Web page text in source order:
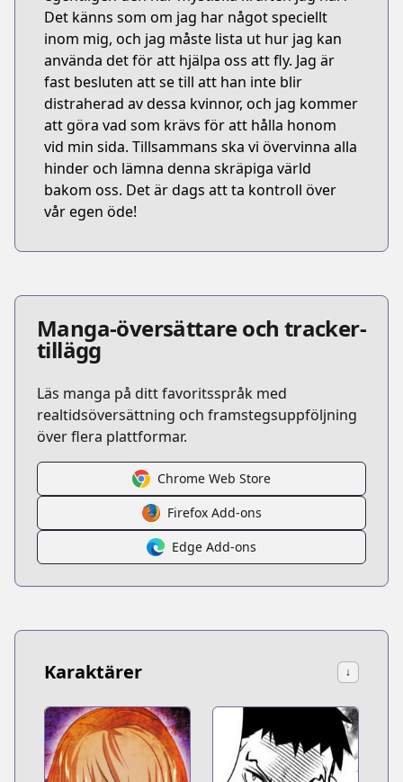
Det känns som om jag har något speciellt
inom mig, och jag måste lista ut hur jag kan
använda det för att hjälpa oss att fly. Jag är
fast besluten att se till att han inte blir
distraherad av dessa kvinnor, och jag kommer
att göra vad som krävs för att hålla honom
vid min sida. Tillsammans ska vi övervinna alla
hinder och lämna denna skräpiga värld
bakom oss. Det är dags att ta kontroll över
vår egen öde!
Manga-översättare och tracker-
tillägg
Läs manga på ditt favoritsspråk med
realtidsöversättning och framstegsuppföljning
över flera plattformar.
Chrome Web Store
Firefox Add-ons
Edge Add-ons
Karaktärer ↓